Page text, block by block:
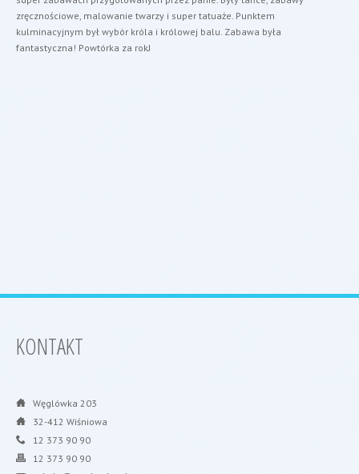
zręcznościowe, malowanie twarzy i super tatuaże. Punktem
kulminacyjnym był wybór króla i królowej balu. Zabawa była
fantastyczna! Powtórka za rokJ
KONTAKT
Węglówka 203
32-412 Wiśniowa
12 373 90 90
12 373 90 90